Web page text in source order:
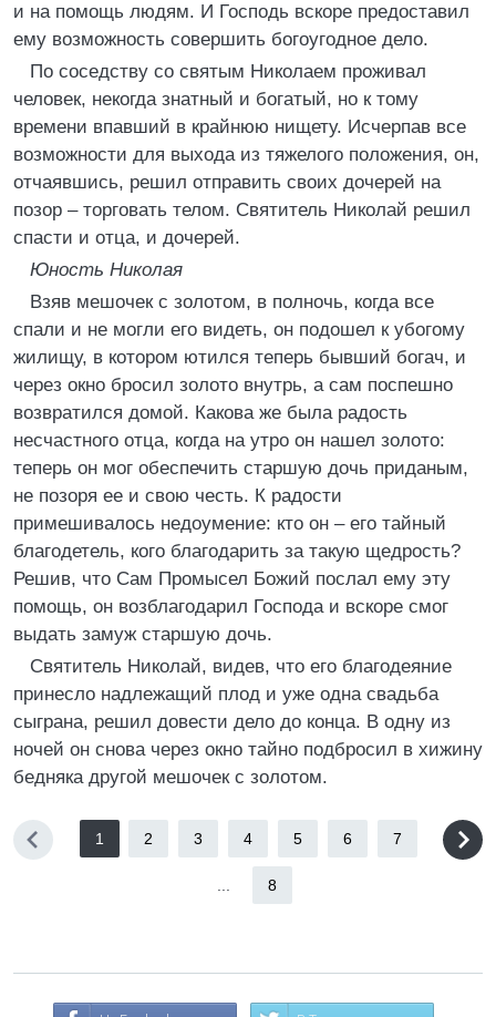
и на помощь людям. И Господь вскоре предоставил
ему возможность совершить богоугодное дело.
По соседству со святым Николаем проживал
человек, некогда знатный и богатый, но к тому
времени впавший в крайнюю нищету. Исчерпав все
возможности для выхода из тяжелого положения, он,
отчаявшись, решил отправить своих дочерей на
позор – торговать телом. Святитель Николай решил
спасти и отца, и дочерей.
Юность Николая
Взяв мешочек с золотом, в полночь, когда все
спали и не могли его видеть, он подошел к убогому
жилищу, в котором ютился теперь бывший богач, и
через окно бросил золото внутрь, а сам поспешно
возвратился домой. Какова же была радость
несчастного отца, когда на утро он нашел золото:
теперь он мог обеспечить старшую дочь приданым,
не позоря ее и свою честь. К радости
примешивалось недоумение: кто он – его тайный
благодетель, кого благодарить за такую щедрость?
Решив, что Сам Промысел Божий послал ему эту
помощь, он возблагодарил Господа и вскоре смог
выдать замуж старшую дочь.
Святитель Николай, видев, что его благодеяние
принесло надлежащий плод и уже одна свадьба
сыграна, решил довести дело до конца. В одну из
ночей он снова через окно тайно подбросил в хижину
бедняка другой мешочек с золотом.
1 2 3 4 5 6 7
8